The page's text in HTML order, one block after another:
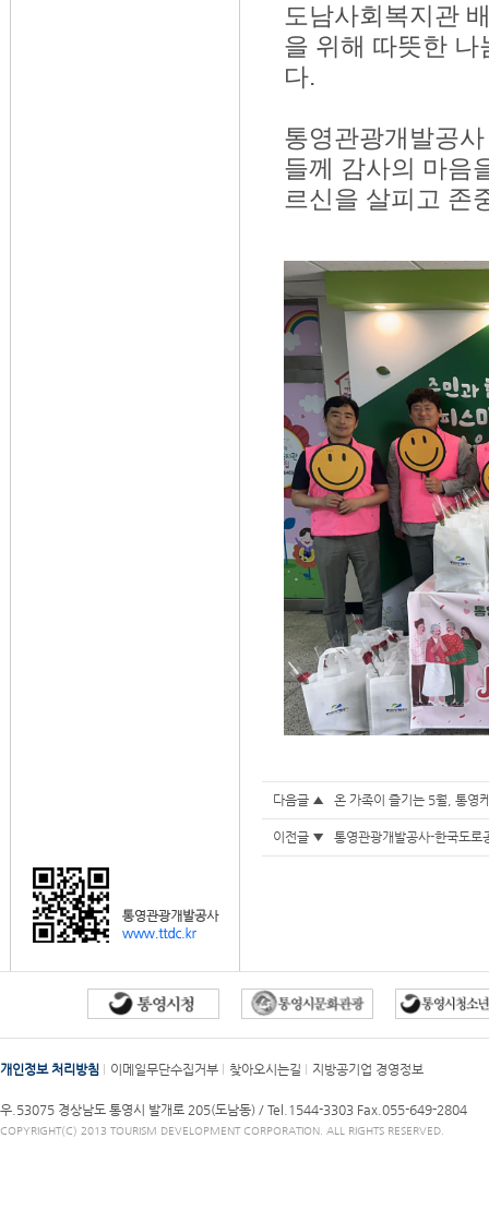
도남사회복지관
을 위해 따뜻한 나
다.
통영관광개발공
들께 감사의 마음
르신을 살피고 존
다음글 ▲ 온 가족이 즐기는 5월, 통영
이전글 ▼ 통영관광개발공사-한국도
개인정보 처리방침 이메일무단수집거부 찾아오시는길 지방공기업 경영정보
우.53075 경상남도 통영시 발개로 205(도남동) / Tel.1544-3303 Fax.055-649-2804
COPYRIGHT(C) 2013 TOURISM DEVELOPMENT CORPORATION. ALL RIGHTS RESERVED.